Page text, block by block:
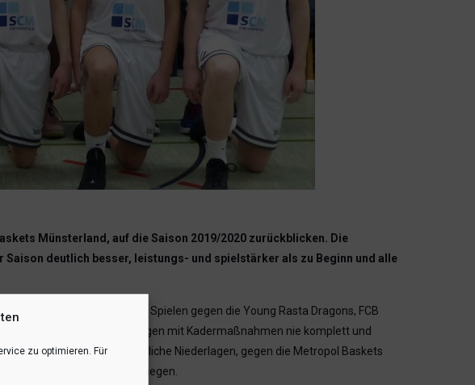
zu optimieren. Für
Münsterland, auf die Saison 2019/2020 zurückblicken. Die
deutlich besser, leistungs- und spielstärker als zu Beginn und alle
u. a. mit Spielen gegen die Young Rasta Dragons, FCB
der Überschneidungen mit Kadermaßnahmen nie komplett und
und Hagen gab es deutliche Niederlagen, gegen die Metropol Baskets
und Oldenburg entgegen.